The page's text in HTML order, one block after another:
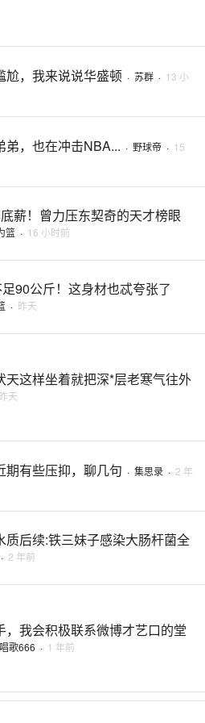
尬，我来说说华盛顿 · 苏群 · 13 小
弟，也在冲击NBA... · 野球帝 · 15
薪！曾力压东契奇的天才榜眼
篮 · 16 小时前
90公斤！这身材也忒夸张了
· 昨天
天这样坐着就把深*层老寒气往外
昨天
期有些压抑，聊几句 · 集思录 · 2 年
质后续:铁三妹子感染大肠杆菌全
· 2 年前
，我会积极联系微博才艺口的堂
歌666 · 1 年前